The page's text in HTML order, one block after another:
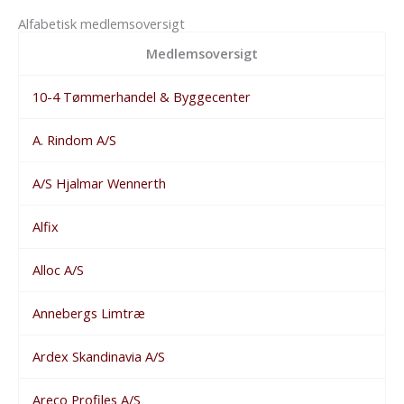
Alfabetisk medlemsoversigt
Medlemsoversigt
10-4 Tømmerhandel & Byggecenter
A. Rindom A/S
A/S Hjalmar Wennerth
Alfix
Alloc A/S
Annebergs Limtræ
Ardex Skandinavia A/S
Areco Profiles A/S